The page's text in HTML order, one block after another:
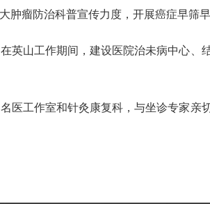
瘤防治科普宣传力度，开展癌症早筛
山工作期间，建设医院治未病中心、
工作室和针灸康复科，与坐诊专家亲